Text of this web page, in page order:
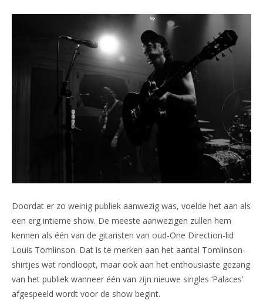
Doordat er zo weinig publiek aanwezig was, voelde het aan als
een erg intieme show. De meeste aanwezigen zullen hem
kennen als één van de gitaristen van oud-One Direction-lid
Louis Tomlinson. Dat is te merken aan het aantal Tomlinson-
shirtjes wat rondloopt, maar ook aan het enthousiaste gezang
van het publiek wanneer één van zijn nieuwe singles ‘Palaces’
afgespeeld wordt voor de show begint.